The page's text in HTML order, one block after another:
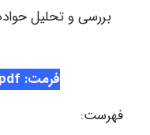
بررسی و تحلیل
فرمت: pdf
فهرست: